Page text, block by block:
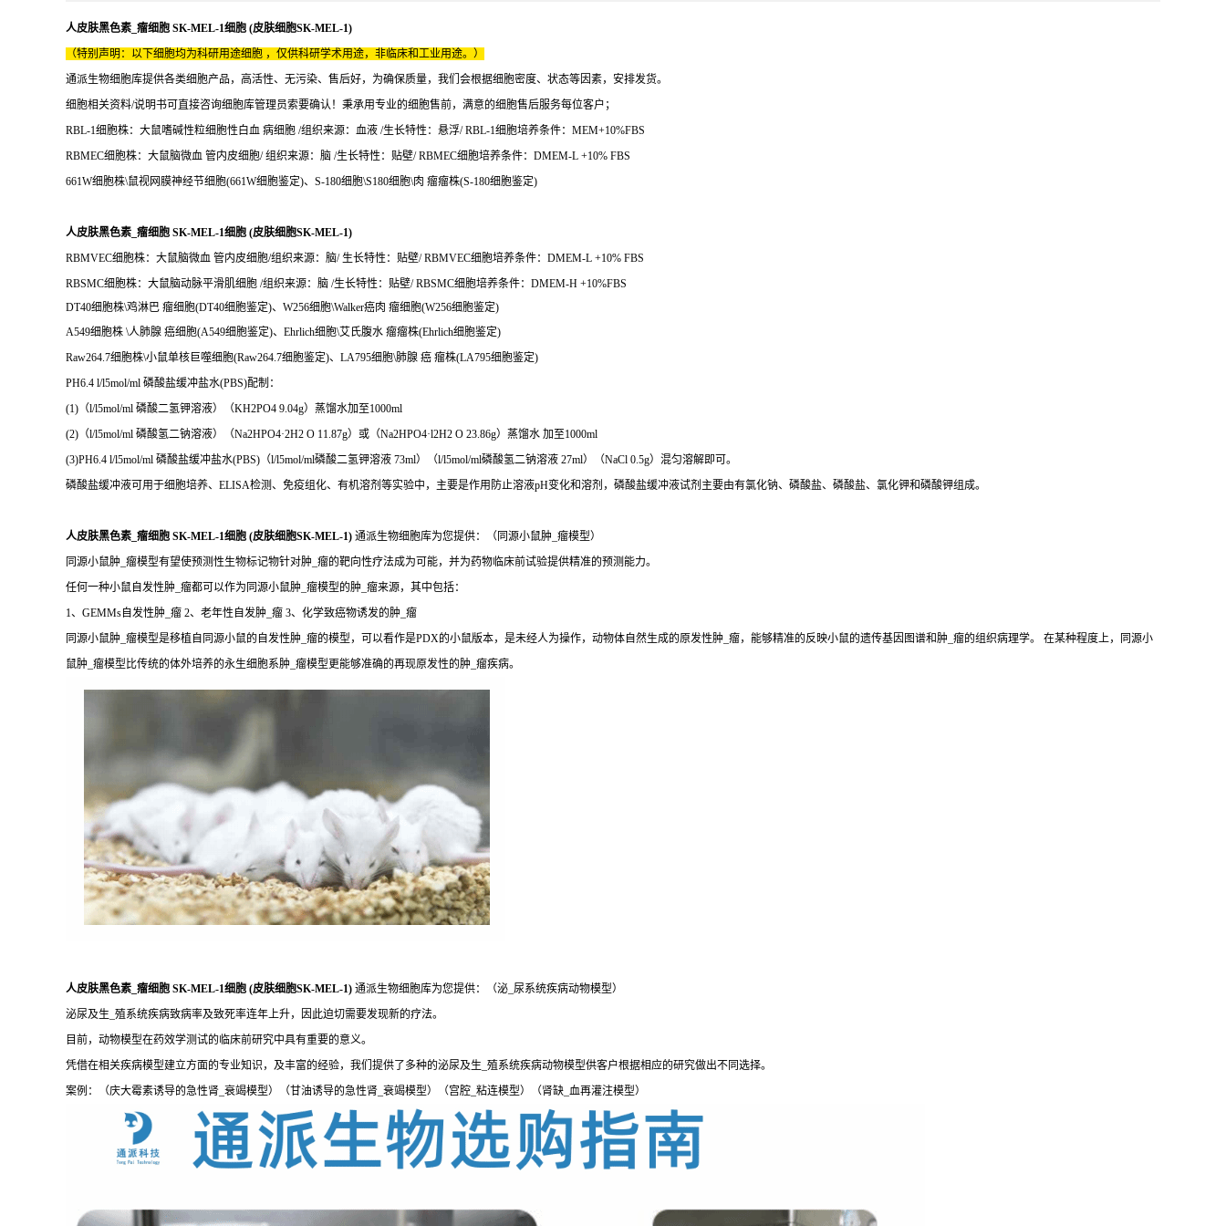
人皮肤黑色素_瘤细胞 SK-MEL-1细胞 (皮肤细胞SK-MEL-1)
（特别声明：以下细胞均为科研用途细胞 ，仅供科研学术用途，非临床和工业用途。）
通派生物细胞库提供各类细胞产品，高活性、无污染、售后好，为确保质量，我们会根据细胞密度、状态等因素，安排发货。
细胞相关资料/说明书可直接咨询细胞库管理员索要确认！秉承用专业的细胞售前，满意的细胞售后服务每位客户；
RBL-1细胞株：大鼠嗜碱性粒细胞性白血 病细胞 /组织来源：血液 /生长特性：悬浮/ RBL-1细胞培养条件：MEM+10%FBS
RBMEC细胞株：大鼠脑微血 管内皮细胞/ 组织来源：脑 /生长特性：贴壁/ RBMEC细胞培养条件：DMEM-L +10% FBS
661W细胞株\鼠视网膜神经节细胞(661W细胞鉴定)、S-180细胞\S180细胞\肉 瘤瘤株(S-180细胞鉴定)
人皮肤黑色素_瘤细胞 SK-MEL-1细胞 (皮肤细胞SK-MEL-1)
RBMVEC细胞株：大鼠脑微血 管内皮细胞/组织来源：脑/ 生长特性：贴壁/ RBMVEC细胞培养条件：DMEM-L +10% FBS
RBSMC细胞株：大鼠脑动脉平滑肌细胞 /组织来源：脑 /生长特性：贴壁/ RBSMC细胞培养条件：DMEM-H +10%FBS
DT40细胞株\鸡淋巴 瘤细胞(DT40细胞鉴定)、W256细胞\Walker癌肉 瘤细胞(W256细胞鉴定)
A549细胞株 \人肺腺 癌细胞(A549细胞鉴定)、Ehrlich细胞\艾氏腹水 瘤瘤株(Ehrlich细胞鉴定)
Raw264.7细胞株\小鼠单核巨噬细胞(Raw264.7细胞鉴定)、LA795细胞\肺腺 癌 瘤株(LA795细胞鉴定)
PH6.4 l/l5mol/ml 磷酸盐缓冲盐水(PBS)配制：
(1)（l/l5mol/ml 磷酸二氢钾溶液）（KH2PO4 9.04g）蒸馏水加至1000ml
(2)（l/l5mol/ml 磷酸氢二钠溶液）（Na2HPO4·2H2 O 11.87g）或（Na2HPO4·l2H2 O 23.86g）蒸馏水 加至1000ml
(3)PH6.4 l/l5mol/ml 磷酸盐缓冲盐水(PBS)（l/l5mol/ml磷酸二氢钾溶液 73ml）（l/l5mol/ml磷酸氢二钠溶液 27ml）（NaCl 0.5g）混匀溶解即可。
磷酸盐缓冲液可用于细胞培养、ELISA检测、免疫组化、有机溶剂等实验中，主要是作用防止溶液pH变化和溶剂，磷酸盐缓冲液试剂主要由有氯化钠、磷酸盐、磷酸盐、氯化钾和磷酸钾组成。
人皮肤黑色素_瘤细胞 SK-MEL-1细胞 (皮肤细胞SK-MEL-1) 通派生物细胞库为您提供：（同源小鼠肿_瘤模型）
同源小鼠肿_瘤模型有望使预测性生物标记物针对肿_瘤的靶向性疗法成为可能，并为药物临床前试验提供精准的预测能力。
任何一种小鼠自发性肿_瘤都可以作为同源小鼠肿_瘤模型的肿_瘤来源，其中包括：
1、GEMMs自发性肿_瘤 2、老年性自发肿_瘤 3、化学致癌物诱发的肿_瘤
同源小鼠肿_瘤模型是移植自同源小鼠的自发性肿_瘤的模型，可以看作是PDX的小鼠版本，是未经人为操作，动物体自然生成的原发性肿_瘤，能够精准的反映小鼠的遗传基因图谱和肿_瘤的组织病理学。 在某种程度上，同源小
鼠肿_瘤模型比传统的体外培养的永生细胞系肿_瘤模型更能够准确的再现原发性的肿_瘤疾病。
人皮肤黑色素_瘤细胞 SK-MEL-1细胞 (皮肤细胞SK-MEL-1) 通派生物细胞库为您提供：（泌_尿系统疾病动物模型）
泌尿及生_殖系统疾病致病率及致死率连年上升，因此迫切需要发现新的疗法。
目前，动物模型在药效学测试的临床前研究中具有重要的意义。
凭借在相关疾病模型建立方面的专业知识，及丰富的经验，我们提供了多种的泌尿及生_殖系统疾病动物模型供客户根据相应的研究做出不同选择。
案例：（庆大霉素诱导的急性肾_衰竭模型）（甘油诱导的急性肾_衰竭模型）（宫腔_粘连模型）（肾缺_血再灌注模型）